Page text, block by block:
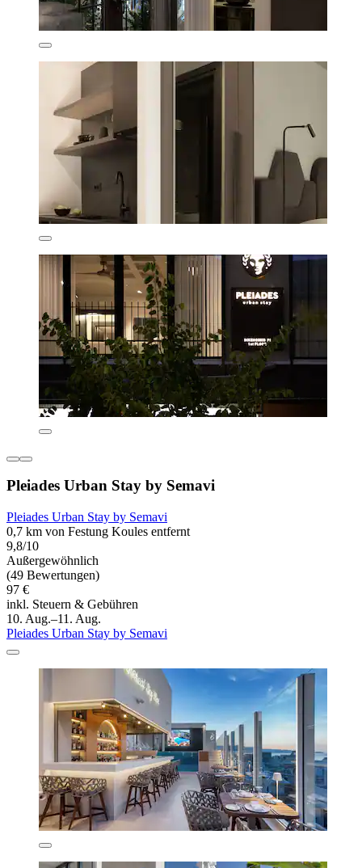
Pleiades Urban Stay by Semavi
Pleiades Urban Stay by Semavi
0,7 km von Festung Koules entfernt
9,8/10
Außergewöhnlich
(49 Bewertungen)
97 €
inkl. Steuern & Gebühren
10. Aug.–11. Aug.
Pleiades Urban Stay by Semavi